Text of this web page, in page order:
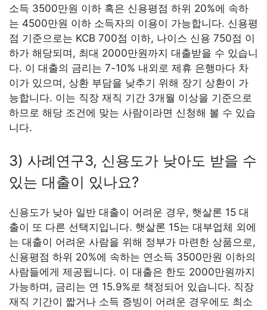
소득 3500만원 이하 혹은 신용평점 하위 20%에 속하
는 4500만원 이하 소득자의 이용이 가능합니다. 신용평
점 기준으로는 KCB 700점 이하, 나이스 신용 750점 이
하가 해당되며, 최대 2000만원까지 대출받을 수 있습니
다. 이 대출의 금리는 7-10% 내외로 제휴 은행마다 차
이가 있으며, 상환 부담을 낮추기 위해 장기 상환이 가
능합니다. 이는 직장 재직 기간 3개월 이상을 기준으로
하므로 해당 조건에 맞는 사람이라면 신청해 볼 수 있습
니다.
3) 사례연구3, 신용도가 낮아도 받을 수
있는 대출이 있나요?
신용도가 낮아 일반 대출이 어려운 경우, 햇살론 15 대
출이 또 다른 선택지입니다. 햇살론 15는 대부업체 외에
는 대출이 어려운 사람을 위해 정부가 마련한 상품으로,
신용평점 하위 20%에 속하는 연소득 3500만원 이하의
사람들에게 제공됩니다. 이 대출은 한도 2000만원까지
가능하며, 금리는 연 15.9%로 책정되어 있습니다. 직장
재직 기간이 짧거나 소득 증빙이 어려운 경우에도 최소